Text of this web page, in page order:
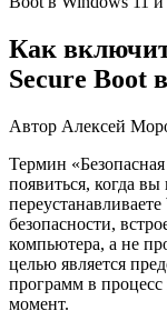
Как
Secure Boot
Автор Алексей
Термин
появиться, когда
безопасности,
компьютера, а не
целью является
программ в
момент.